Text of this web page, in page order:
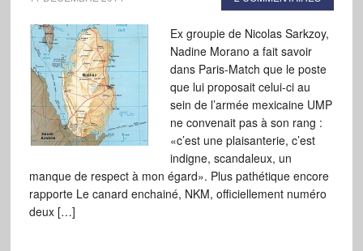
Ex groupie de Nicolas Sarkzoy,
Nadine Morano a fait savoir
dans Paris-Match que le poste
que lui proposait celui-ci au
sein de l’armée mexicaine UMP
ne convenait pas à son rang :
«c’est une plaisanterie, c’est
indigne, scandaleux, un
manque de respect à mon égard». Plus pathétique encore
rapporte Le canard enchainé, NKM, officiellement numéro
deux […]